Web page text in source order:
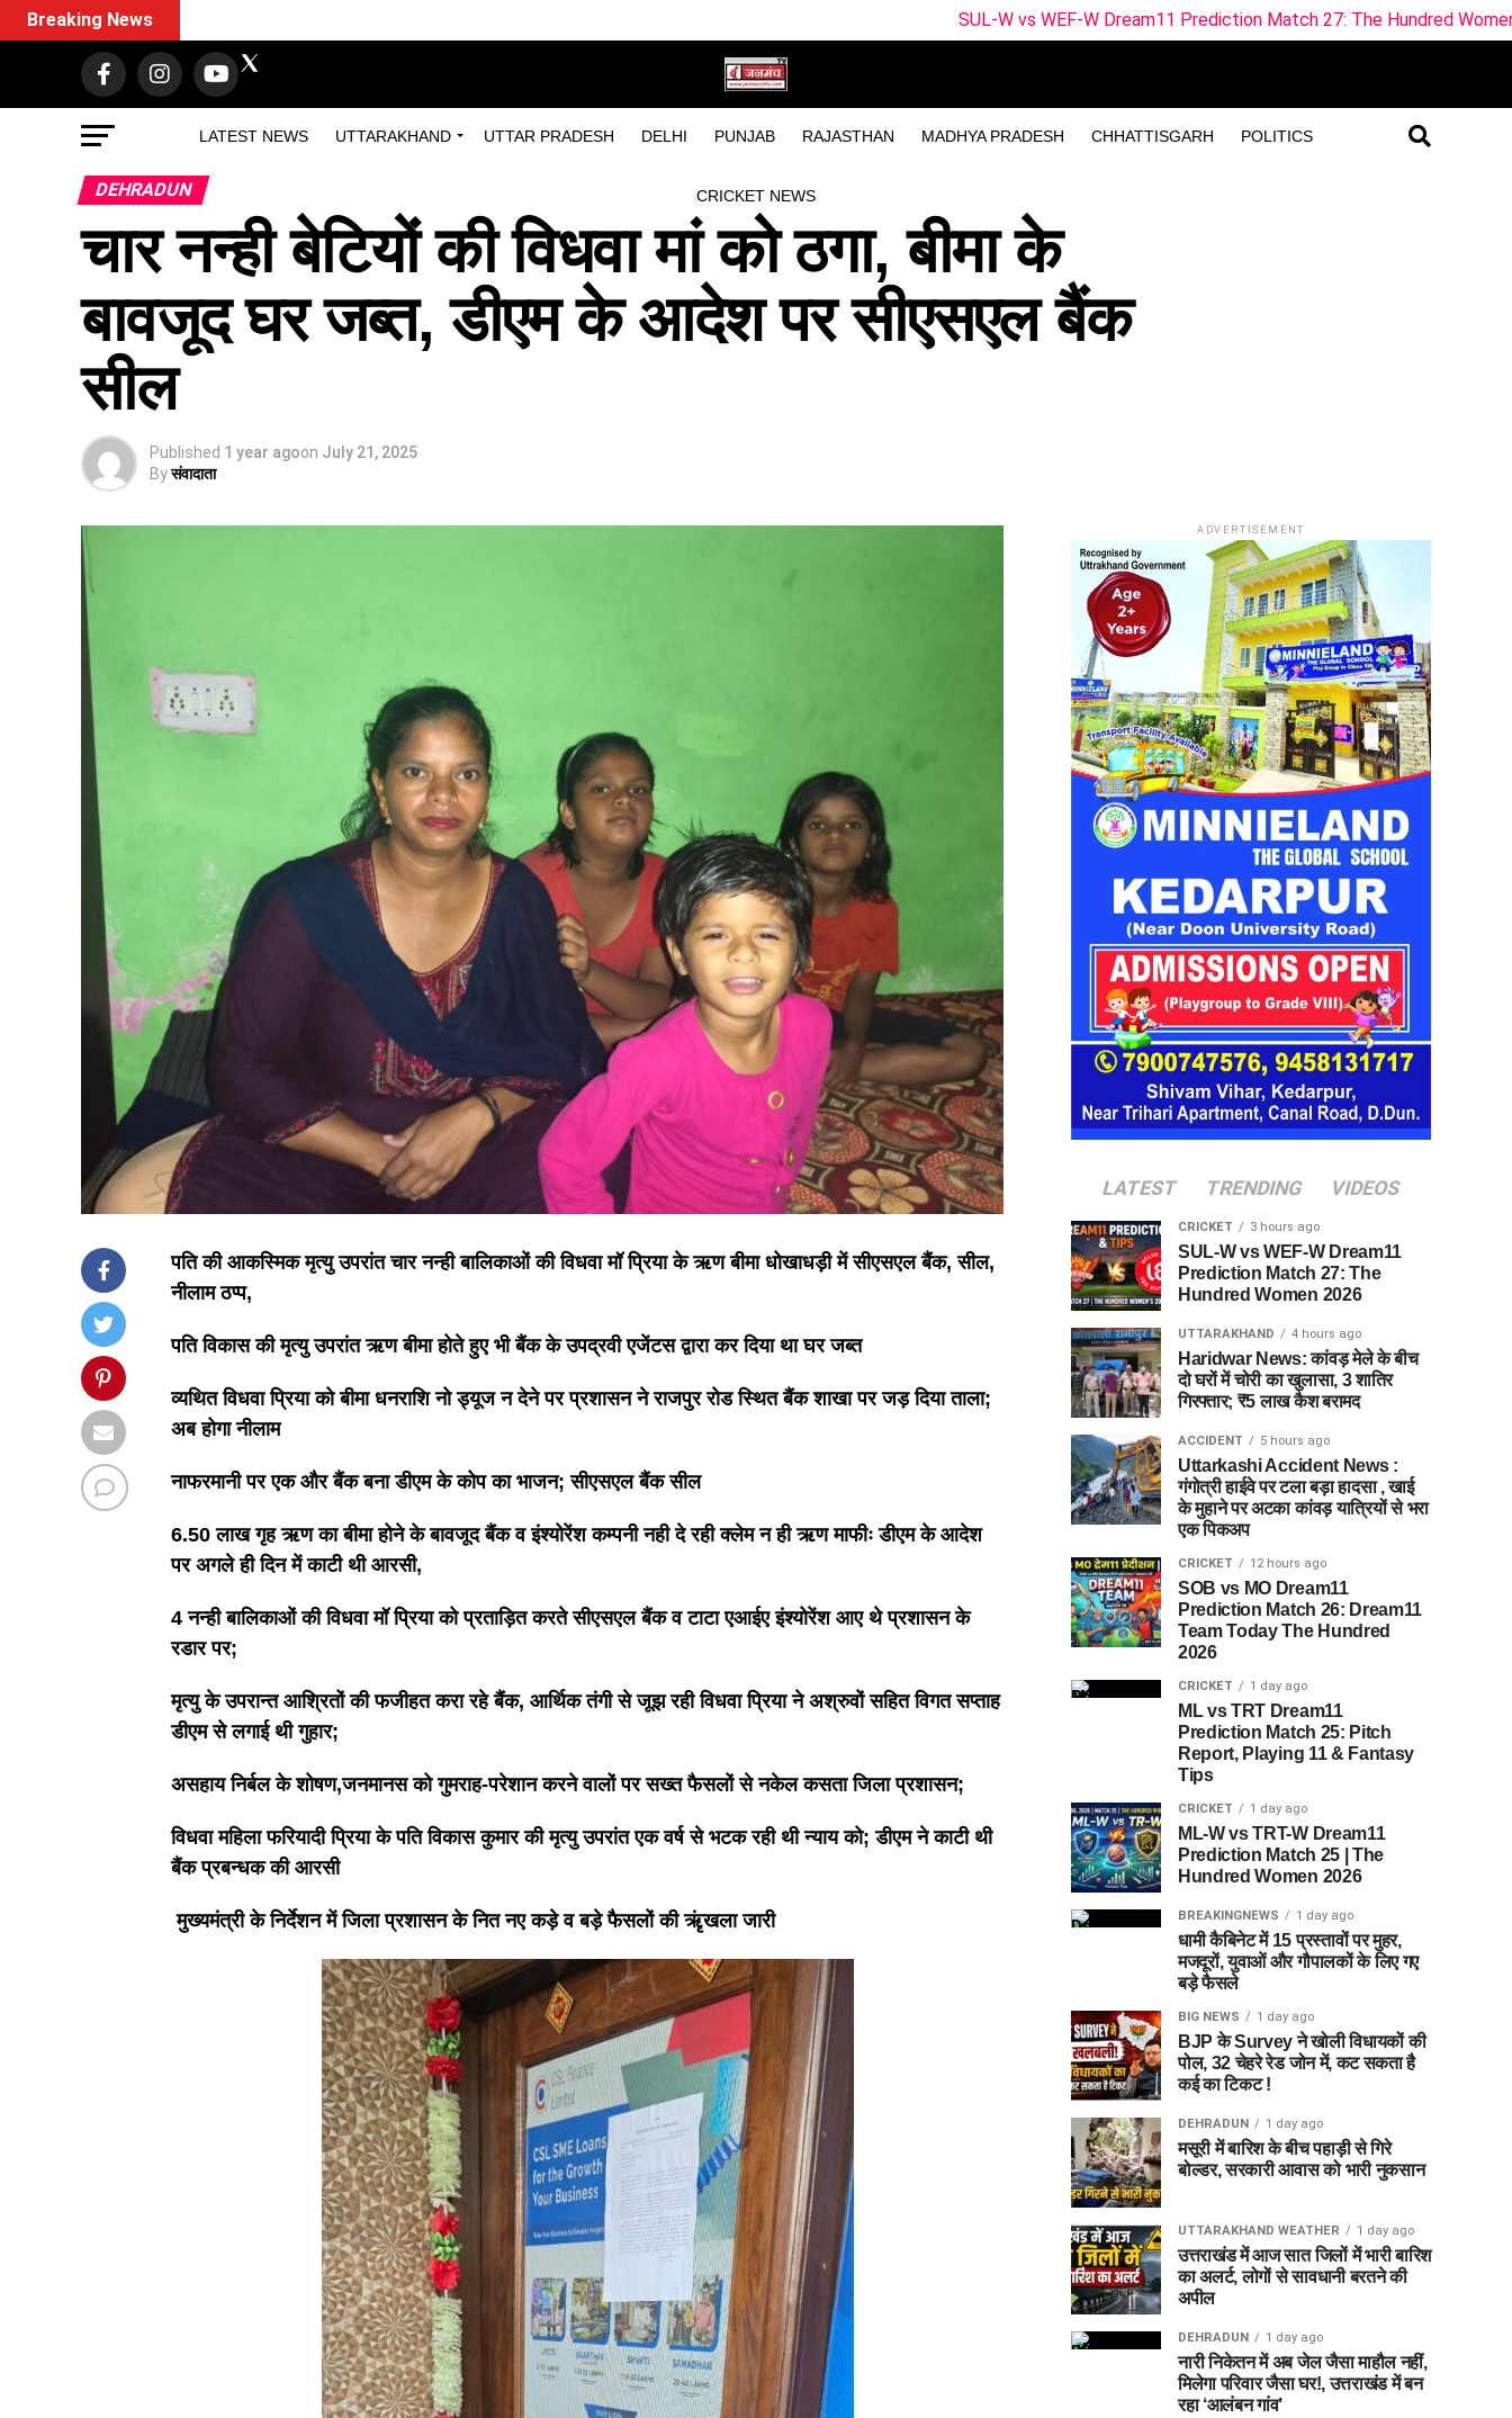
LATEST NEWS UTTARAKHAND UTTAR PRADESH DELHI PUNJAB RAJASTHAN MADHYA PRADESH CHHATTISGARH POLITICS
CRICKET NEWS
Breaking News SUL-W vs WEF-W Dream11 Prediction Match 27: The Hundred Women 2026
DEHRADUN
चार नन्ही बेटियों की विधवा मां को ठगा, बीमा के
बावजूद घर जब्त, डीएम के आदेश पर सीएसएल बैंक
सील
Published 1 year agoon July 21, 2025
Byसंवादाता
पति की आकस्मिक मृत्यु उपरांत चार नन्ही बालिकाओं की विधवा मॉ प्रिया के ऋण बीमा धोखाधड़ी में सीएसएल बैंक, सील,
नीलाम ठप्प,
पति विकास की मृत्यु उपरांत ऋण बीमा होते हुए भी बैंक के उपद्रवी एजेंटस द्वारा कर दिया था घर जब्त
व्यथित विधवा प्रिया को बीमा धनराशि नो ड्यूज न देने पर प्रशासन ने राजपुर रोड स्थित बैंक शाखा पर जड़ दिया ताला;
अब होगा नीलाम
नाफरमानी पर एक और बैंक बना डीएम के कोप का भाजन; सीएसएल बैंक सील
6.50 लाख गृह ऋण का बीमा होने के बावजूद बैंक व इंश्योरेंश कम्पनी नही दे रही क्लेम न ही ऋण माफीः डीएम के आदेश
पर अगले ही दिन में काटी थी आरसी,
4 नन्ही बालिकाओं की विधवा मॉ प्रिया को प्रताड़ित करते सीएसएल बैंक व टाटा एआईए इंश्योरेंश आए थे प्रशासन के
रडार पर;
मृत्यु के उपरान्त आश्रितों की फजीहत करा रहे बैंक, आर्थिक तंगी से जूझ रही विधवा प्रिया ने अश्रुवों सहित विगत सप्ताह
डीएम से लगाई थी गुहार;
असहाय निर्बल के शोषण,जनमानस को गुमराह-परेशान करने वालों पर सख्त फैसलों से नकेल कसता जिला प्रशासन;
विधवा महिला फरियादी प्रिया के पति विकास कुमार की मृत्यु उपरांत एक वर्ष से भटक रही थी न्याय को; डीएम ने काटी थी
बैंक प्रबन्धक की आरसी
मुख्यमंत्री के निर्देशन में जिला प्रशासन के नित नए कड़े व बड़े फैसलों की ऋृंखला जारी
ADVERTISEMENT
LATEST TRENDING VIDEOS
CRICKET 3 hours ago
SUL-W vs WEF-W Dream11
Prediction Match 27: The
Hundred Women 2026
UTTARAKHAND 4 hours ago
Haridwar News: कांवड़ मेले के बीच
दो घरों में चोरी का खुलासा, 3 शातिर
गिरफ्तार; ₹5 लाख कैश बरामद
ACCIDENT 5 hours ago
Uttarkashi Accident News :
गंगोत्री हाईवे पर टला बड़ा हादसा , खाई
के मुहाने पर अटका कांवड़ यात्रियों से भरा
एक पिकअप
CRICKET 12 hours ago
SOB vs MO Dream11
Prediction Match 26: Dream11
Team Today The Hundred
2026
CRICKET 1 day ago
ML vs TRT Dream11
Prediction Match 25: Pitch
Report, Playing 11 & Fantasy
Tips
CRICKET 1 day ago
ML-W vs TRT-W Dream11
Prediction Match 25 | The
Hundred Women 2026
BREAKINGNEWS 1 day ago
धामी कैबिनेट में 15 प्रस्तावों पर मुहर,
मजदूरों, युवाओं और गौपालकों के लिए गए
बड़े फैसले
BIG NEWS 1 day ago
BJP के Survey ने खोली विधायकों की
पोल, 32 चेहरे रेड जोन में, कट सकता है
कई का टिकट !
DEHRADUN 1 day ago
मसूरी में बारिश के बीच पहाड़ी से गिरे
बोल्डर, सरकारी आवास को भारी नुकसान
UTTARAKHAND WEATHER 1 day ago
उत्तराखंड में आज सात जिलों में भारी बारिश
का अलर्ट, लोगों से सावधानी बरतने की
अपील
DEHRADUN 1 day ago
नारी निकेतन में अब जेल जैसा माहौल नहीं,
मिलेगा परिवार जैसा घर!, उत्तराखंड में बन
रहा ‘आलंबन गांव’